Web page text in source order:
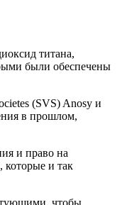
титана,
были обеспечены
(SVS) Anosy и
в прошлом,
и право на
которые и так
чтобы